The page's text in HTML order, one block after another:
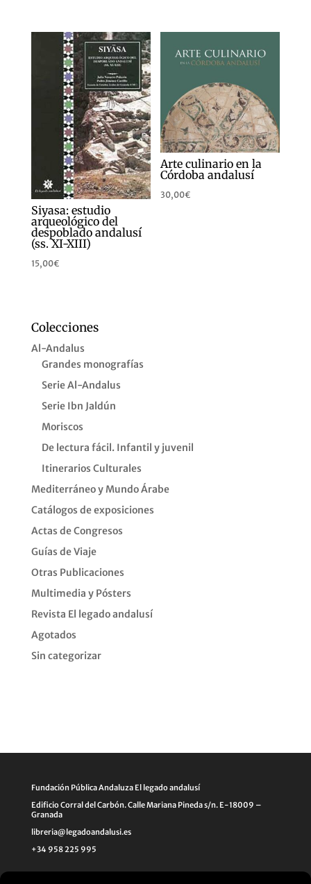
Siyasa: estudio
arqueológico del
despoblado andalusí
(ss. XI-XIII)
15,00€
Arte culinario en la
Córdoba andalusí
30,00€
Colecciones
Al-Andalus
Grandes monografías
Serie Al-Andalus
Serie Ibn Jaldún
Moriscos
De lectura fácil. Infantil y juvenil
Itinerarios Culturales
Mediterráneo y Mundo Árabe
Catálogos de exposiciones
Actas de Congresos
Guías de Viaje
Otras Publicaciones
Multimedia y Pósters
Revista El legado andalusí
Agotados
Sin categorizar
Fundación Pública Andaluza El legado andalusí
Edificio Corral del Carbón. Calle Mariana Pineda s/n. E-18009 –
Granada
libreria@legadoandalusi.es
+34 958 225 995